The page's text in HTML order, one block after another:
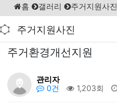
홈 갤러리 주거지원사진
주거지원사진
주거환경개선지원
관리자
0건
1,203회